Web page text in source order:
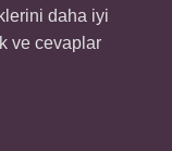
daha iyi
ve cevaplar